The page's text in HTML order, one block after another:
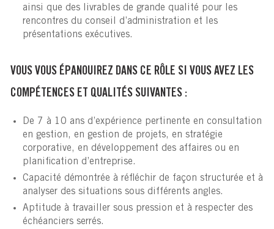
ainsi que des livrables de grande qualité pour les
rencontres du conseil d’administration et les
présentations exécutives.
VOUS VOUS ÉPANOUIREZ DANS CE RÔLE SI VOUS AVEZ LES
COMPÉTENCES ET QUALITÉS SUIVANTES :
De 7 à 10 ans d’expérience pertinente en consultation
en gestion, en gestion de projets, en stratégie
corporative, en développement des affaires ou en
planification d’entreprise.
Capacité démontrée à réfléchir de façon structurée et à
analyser des situations sous différents angles.
Aptitude à travailler sous pression et à respecter des
échéanciers serrés.